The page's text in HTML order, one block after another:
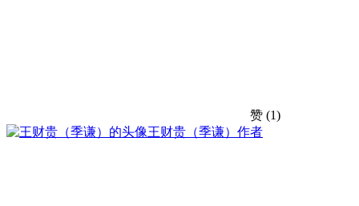
赞 (1)
王财贵（季谦） 作者